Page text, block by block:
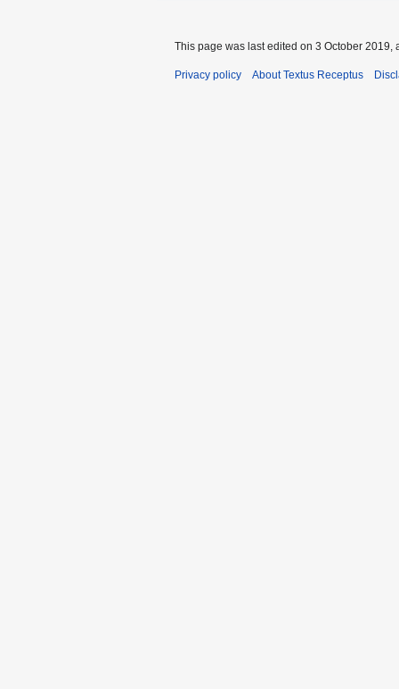
This page was last edited on 3 October 2019,
Privacy policy About Textus Receptus